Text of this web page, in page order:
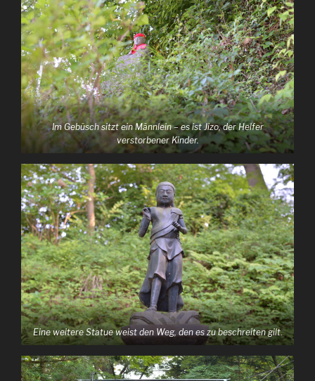
Im Gebüsch sitzt ein Männlein – es ist Jizo, der Helfer
verstorbener Kinder.
Eine weitere Statue weist den Weg, den es zu beschreiten gilt.